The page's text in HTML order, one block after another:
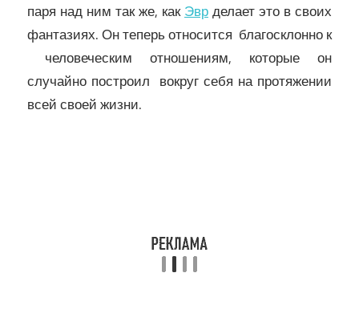
паря над ним так же, какЭврделает это в своих
фантазиях. Он теперь относится благосклонно к
человеческим отношениям, которые он
случайно построил вокруг себя на протяжении
всей своей жизни.